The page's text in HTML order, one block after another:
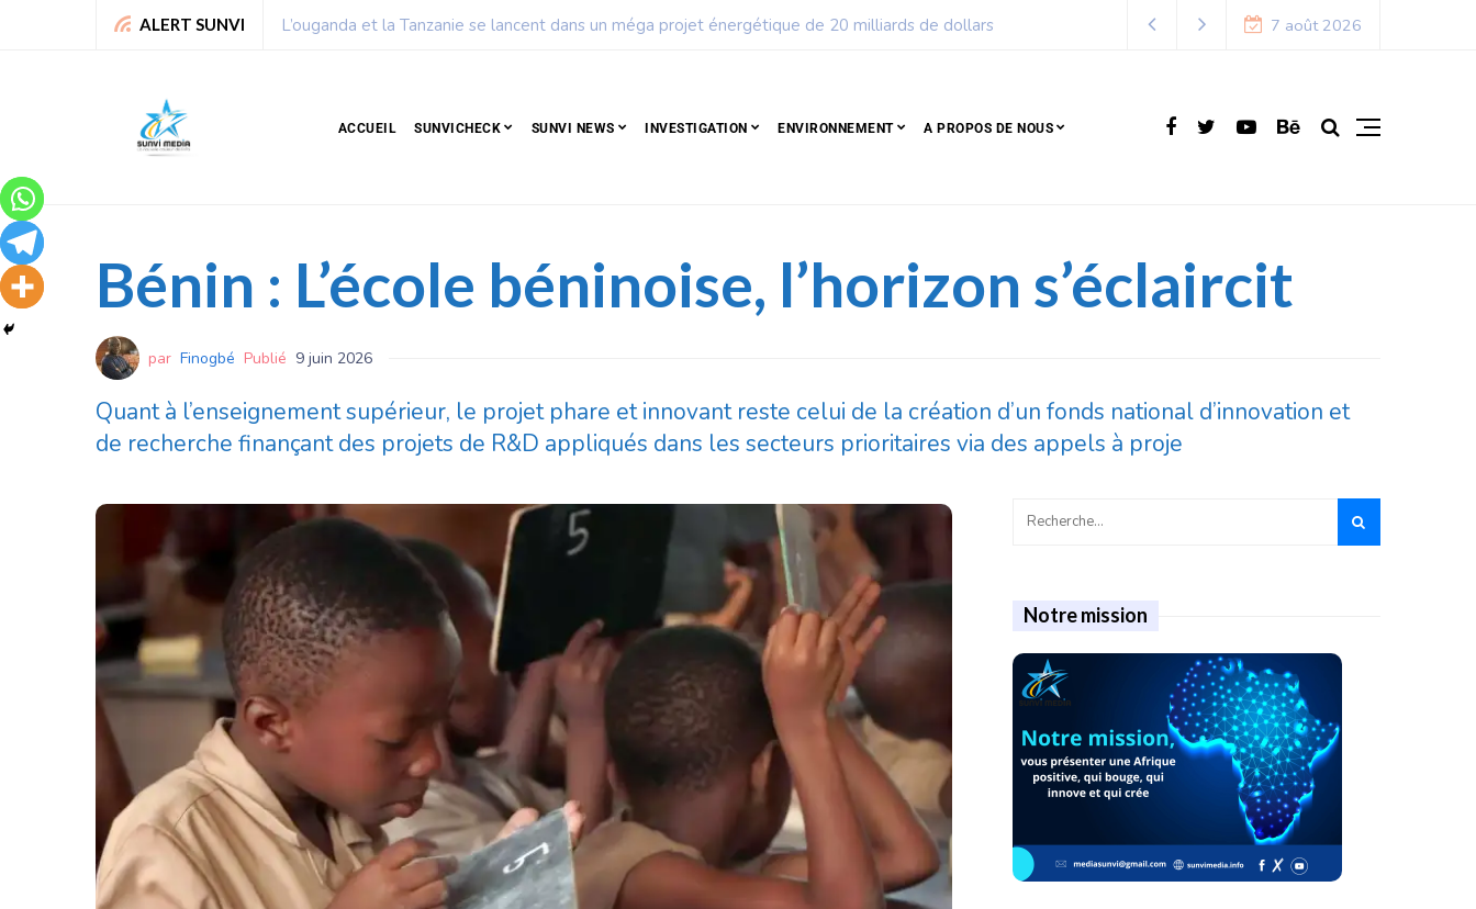
ALERT SUNVI Chronique de Nelie : Un peuple qui résiste est déjà un peuple qui gagne 7 août 2026
ACCUEIL SUNVICHECK SUNVI NEWS INVESTIGATION ENVIRONNEMENT A PROPOS DE NOUS
Bénin : L’école béninoise, l’horizon s’éclaircit
par Finogbé Publié 9 juin 2026
Quant à l’enseignement supérieur, le projet phare et innovant reste celui de la création d’un fonds national d’innovation et
de recherche finançant des projets de R&D appliqués dans les secteurs prioritaires via des appels à proje
Notre mission